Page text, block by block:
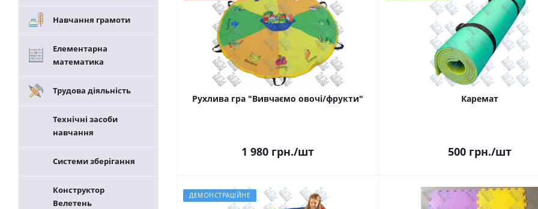
Рухлива гра "Вивчаємо овочі/фрукти"
1 980 грн./шт
Каремат
500 грн./шт
ДЕМОНСТРАЦІЙНЕ
Навчання грамоти
Елементарна
математика
Трудова діяльність
Технічні засоби
навчання
Системи зберігання
Конструктор
Велетень